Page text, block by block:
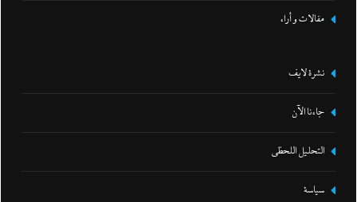
مقالات و أراء
نشرة لايف
جاءنا الآن
التحليل اللحظي
سياسة